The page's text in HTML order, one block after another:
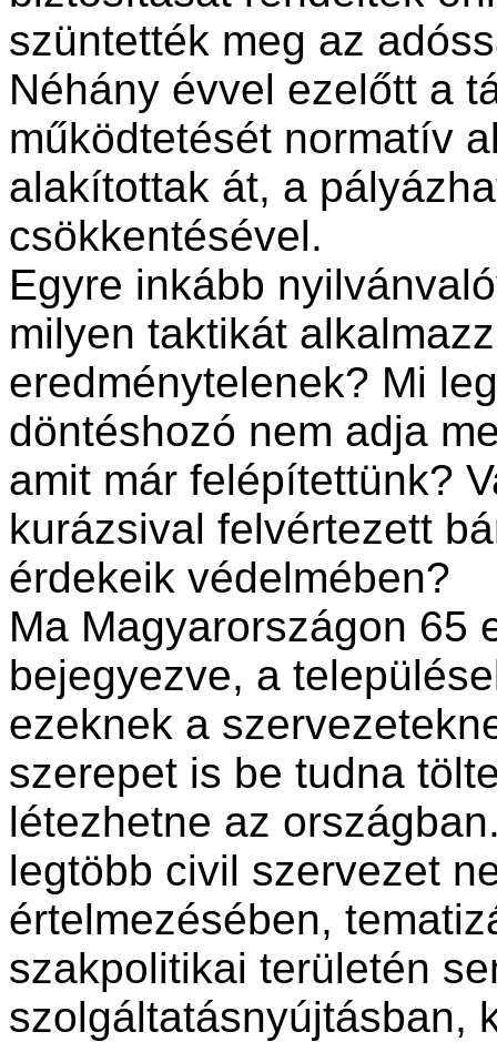
szüntették meg az
Néhány évvel ezelőtt a
működtetését normatív
alakítottak át, a
csökkentésével.
Egyre inkább
milyen taktikát
eredménytelenek? Mi
döntéshozó nem adja
amit már felépítettünk?
kurázsival felvértezett
érdekeik védelmében?
Ma Magyarországon 65
bejegyezve, a
ezeknek a
szerepet is be tudna
létezhetne az
legtöbb civil szervezet
értelmezésében,
szakpolitikai területén
szolgáltatásnyújtásban,